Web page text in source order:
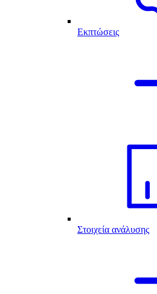
Εκπτώσεις
Στοιχεία ανάλυσης